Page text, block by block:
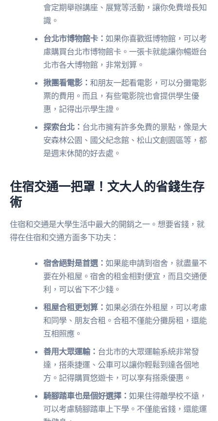
會定期舉辦講座、展覽等活動，讓你免費增長知
識。
台北市博物館卡：如果你喜歡逛博物館，可以考
慮購買台北市博物館卡。一張卡就能讓你暢遊台
北市各大博物館，非常划算。
揪團看電影：和朋友一起看電影，可以分攤電影
票的費用。而且，有些電影院也會提供學生優
惠，記得出示學生證。
探索台北： 台北市擁有許多免費的景點，像是大
安森林公園、國父紀念館、松山文創園區等，都
是週末休閒的好去處。
住宿交通一把罩！文大人的省錢生存
術
住宿和交通是大學生活中最大的開銷之一。想要省錢，就
得在住宿和交通方面多下功夫：
宿舍絕對是首選：如果能申請到宿舍，就盡量不
要在外租屋。宿舍的租金相對便宜，而且交通便
利，可以省下不少錢。
租屋合租更划算：如果必須在外租屋，可以考慮
和同學、朋友合租。合租不僅能分攤房租，還能
互相照應。
善用大眾運輸： 台北市的大眾運輸系統非常發
達，搭乘捷運、公車可以讓你輕鬆到達各個地
方。記得購買悠遊卡，可以享有搭乘優惠。
騎腳踏車也是個好選擇：如果住得離學校不遠，
可以考慮騎腳踏車上下學。不僅能省錢，還能運